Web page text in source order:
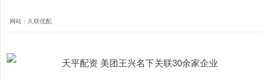
网站：久联优配